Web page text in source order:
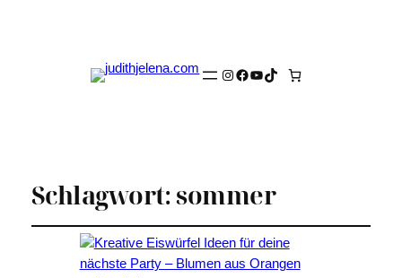
Instagram
Facebook
YouTube
TikTok
Schlagwort:sommer